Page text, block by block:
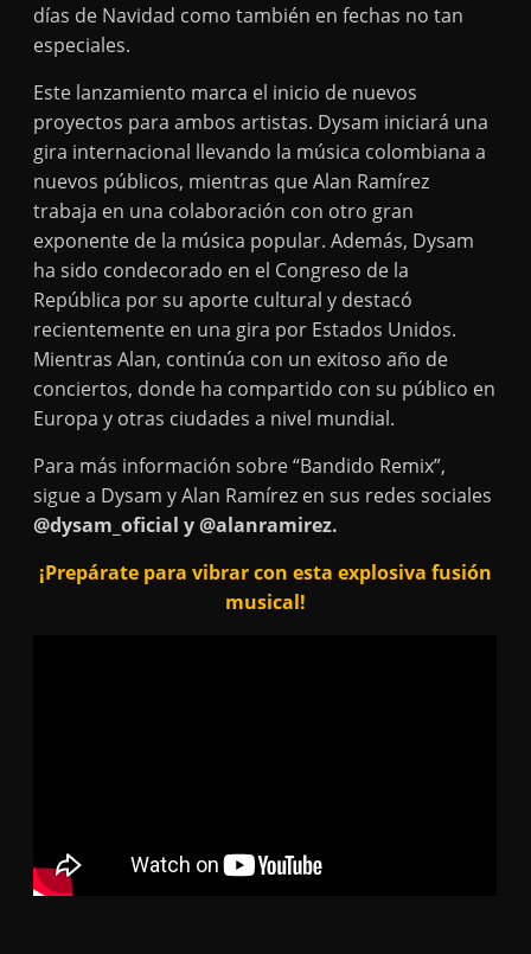
días de Navidad como también en fechas no tan
especiales.
Este lanzamiento marca el inicio de nuevos
proyectos para ambos artistas. Dysam iniciará una
gira internacional llevando la música colombiana a
nuevos públicos, mientras que Alan Ramírez
trabaja en una colaboración con otro gran
exponente de la música popular. Además, Dysam
ha sido condecorado en el Congreso de la
República por su aporte cultural y destacó
recientemente en una gira por Estados Unidos.
Mientras Alan, continúa con un exitoso año de
conciertos, donde ha compartido con su público en
Europa y otras ciudades a nivel mundial.
Para más información sobre “Bandido Remix”,
sigue a Dysam y Alan Ramírez en sus redes sociales
@dysam_oficial y @alanramirez.
¡Prepárate para vibrar con esta explosiva fusión
musical!